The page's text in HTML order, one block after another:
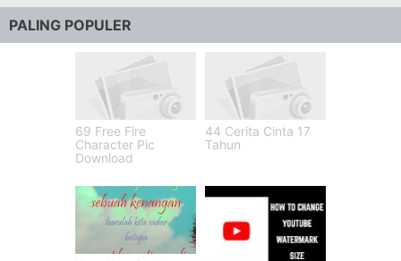
PALING POPULER
69 Free Fire
Character Pic
Download
44 Cerita Cinta 17
Tahun